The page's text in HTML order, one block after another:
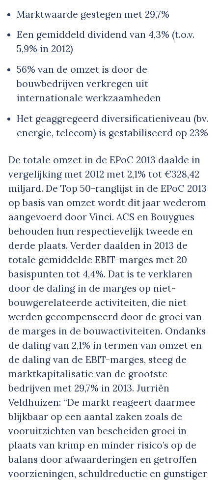
Marktwaarde gestegen met 29,7%
Een gemiddeld dividend van 4,3% (t.o.v.
5,9% in 2012)
56% van de omzet is door de
bouwbedrijven verkregen uit
internationale werkzaamheden
Het geaggregeerd diversificatieniveau (bv.
energie, telecom) is gestabiliseerd op 23%
De totale omzet in de EPoC 2013 daalde in
vergelijking met 2012 met 2,1% tot €328,42
miljard. De Top 50-ranglijst in de EPoC 2013
op basis van omzet wordt dit jaar wederom
aangevoerd door Vinci. ACS en Bouygues
behouden hun respectievelijk tweede en
derde plaats. Verder daalden in 2013 de
totale gemiddelde EBIT-marges met 20
basispunten tot 4,4%. Dat is te verklaren
door de daling in de marges op niet-
bouwgerelateerde activiteiten, die niet
werden gecompenseerd door de groei van
de marges in de bouwactiviteiten. Ondanks
de daling van 2,1% in termen van omzet en
de daling van de EBIT-marges, steeg de
marktkapitalisatie van de grootste
bedrijven met 29,7% in 2013. Jurriën
Veldhuizen: “De markt reageert daarmee
blijkbaar op een aantal zaken zoals de
vooruitzichten van bescheiden groei in
plaats van krimp en minder risico’s op de
balans door afwaarderingen en getroffen
voorzieningen, schuldreductie en gunstiger